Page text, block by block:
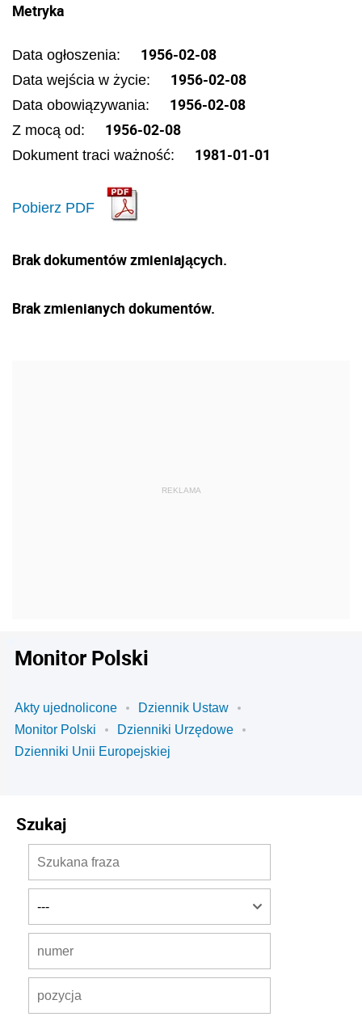
Metryka
Data ogłoszenia: 1956-02-08
Data wejścia w życie: 1956-02-08
Data obowiązywania: 1956-02-08
Z mocą od: 1956-02-08
Dokument traci ważność: 1981-01-01
Pobierz PDF
Brak dokumentów zmieniających.
Brak zmienianych dokumentów.
Monitor Polski
Akty ujednolicone
Dziennik Ustaw
Monitor Polski
Dzienniki Urzędowe
Dzienniki Unii Europejskiej
Szukaj